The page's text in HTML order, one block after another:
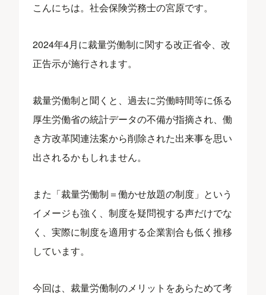
こんにちは。社会保険労務士の宮原です。
2024年4月に裁量労働制に関する改正省令、改
正告示が施行されます。
裁量労働制と聞くと、過去に労働時間等に係る
厚生労働省の統計データの不備が指摘され、働
き方改革関連法案から削除された出来事を思い
出されるかもしれません。
また「裁量労働制＝働かせ放題の制度」という
イメージも強く、制度を疑問視する声だけでな
く、実際に制度を適用する企業割合も低く推移
しています。
今回は、裁量労働制のメリットをあらためて考